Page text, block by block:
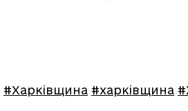
#Харківщина #харківщина